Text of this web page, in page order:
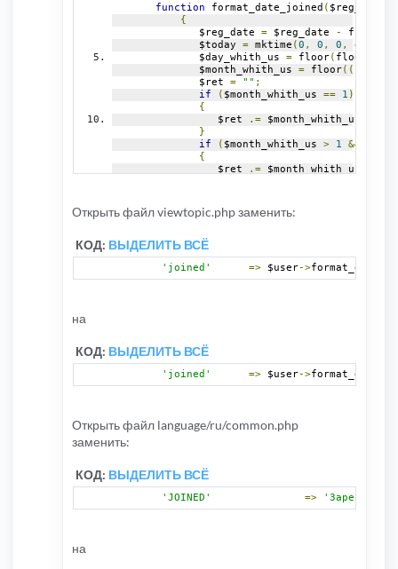
function format_date_joined ( $reg_date
{
              $reg_date
= $reg_date - floor
              $today
= mktime (0 , 0 , 0 , date
              $day_whith_us
= floor( floor
              $month_whith_us
= floor((
              $ret
= "" ;
if
( $month_whith_us == 1 )
{
                 $ret
.= $month_whith_us
}
if
( $month_whith_us > 1 &&
{
                 $ret
.= $month_whith_us
{
                 $ret
.= $month_whith_us
if
{
                 $ret
.= $day_whith_us iconv
}
if
{
                 $ret
.= $day_whith_us.iconv
}
Открыть файл viewtopic.php заменить:
КОД: ВЫДЕЛИТЬ ВСЁ
'joined' => $user->format_date
на
КОД: ВЫДЕЛИТЬ ВСЁ
'joined' => $user->
Открыть файл language/ru/common.php
заменить:
КОД: ВЫДЕЛИТЬ ВСЁ
'JOINED' =>
на